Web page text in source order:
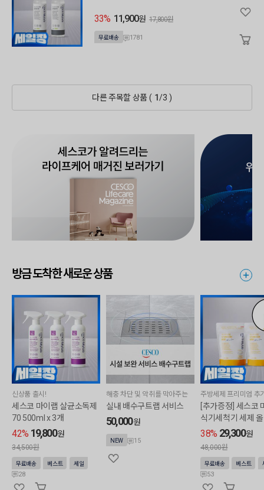
33% 11,900원 17,800원
무료배송 1781
다른 주목할 상품 ( 1/3 )
방금 도착한 새로운 상품
신상품 출시!
세스코 마이랩 살균소독제
70 500ml x 3개
42% 19,800원
34,500원
무료배송 베스트 세일
28
해충 차단 및 악취를 막아주는
실내 배수구트랩 서비스
50,000원
NEW 15
주방세제 프리미엄 추
[추가증정] 세스코
식기세척기 세제
(10g x 65개입) x 2
방세제 프리미엄
1개
38% 29,300원
48,000원
무료배송 베스트
53